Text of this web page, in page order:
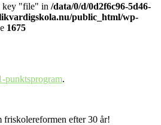
key "file" in /data/0/d/0d2f6c96-5d46-
likvardigskola.nu/public_html/wp-
1675
punktsprogram.
friskolereformen efter 30 år!